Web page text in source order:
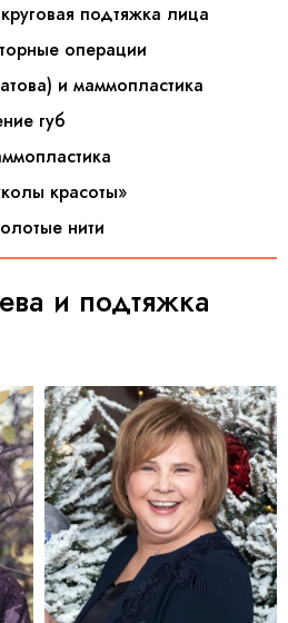
подтяжка лица
операции
и маммопластика
губ
красоты»
нити
и подтяжка